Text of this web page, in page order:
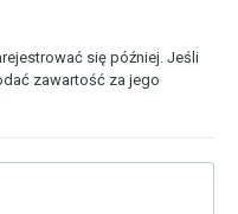
się później. Jeśli
zawartość za jego